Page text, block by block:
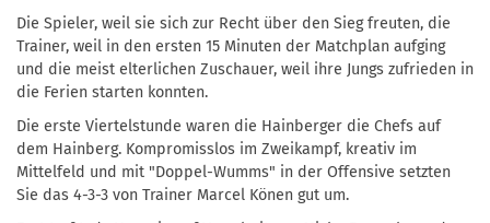
Die Spieler, weil sie sich zur Recht über den Sieg freuten, die
Trainer, weil in den ersten 15 Minuten der Matchplan aufging
und die meist elterlichen Zuschauer, weil ihre Jungs zufrieden in
die Ferien starten konnten.
Die erste Viertelstunde waren die Hainberger die Chefs auf
dem Hainberg. Kompromisslos im Zweikampf, kreativ im
Mittelfeld und mit "Doppel-Wumms" in der Offensive setzten
Sie das 4-3-3 von Trainer Marcel Könen gut um.